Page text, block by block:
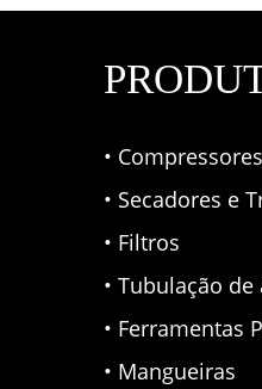
•
• Secadores e
• Filtros
• Tubulação
• Ferramentas
• Mangueiras